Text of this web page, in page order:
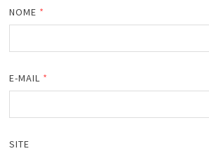
NOME *
E-MAIL *
SITE